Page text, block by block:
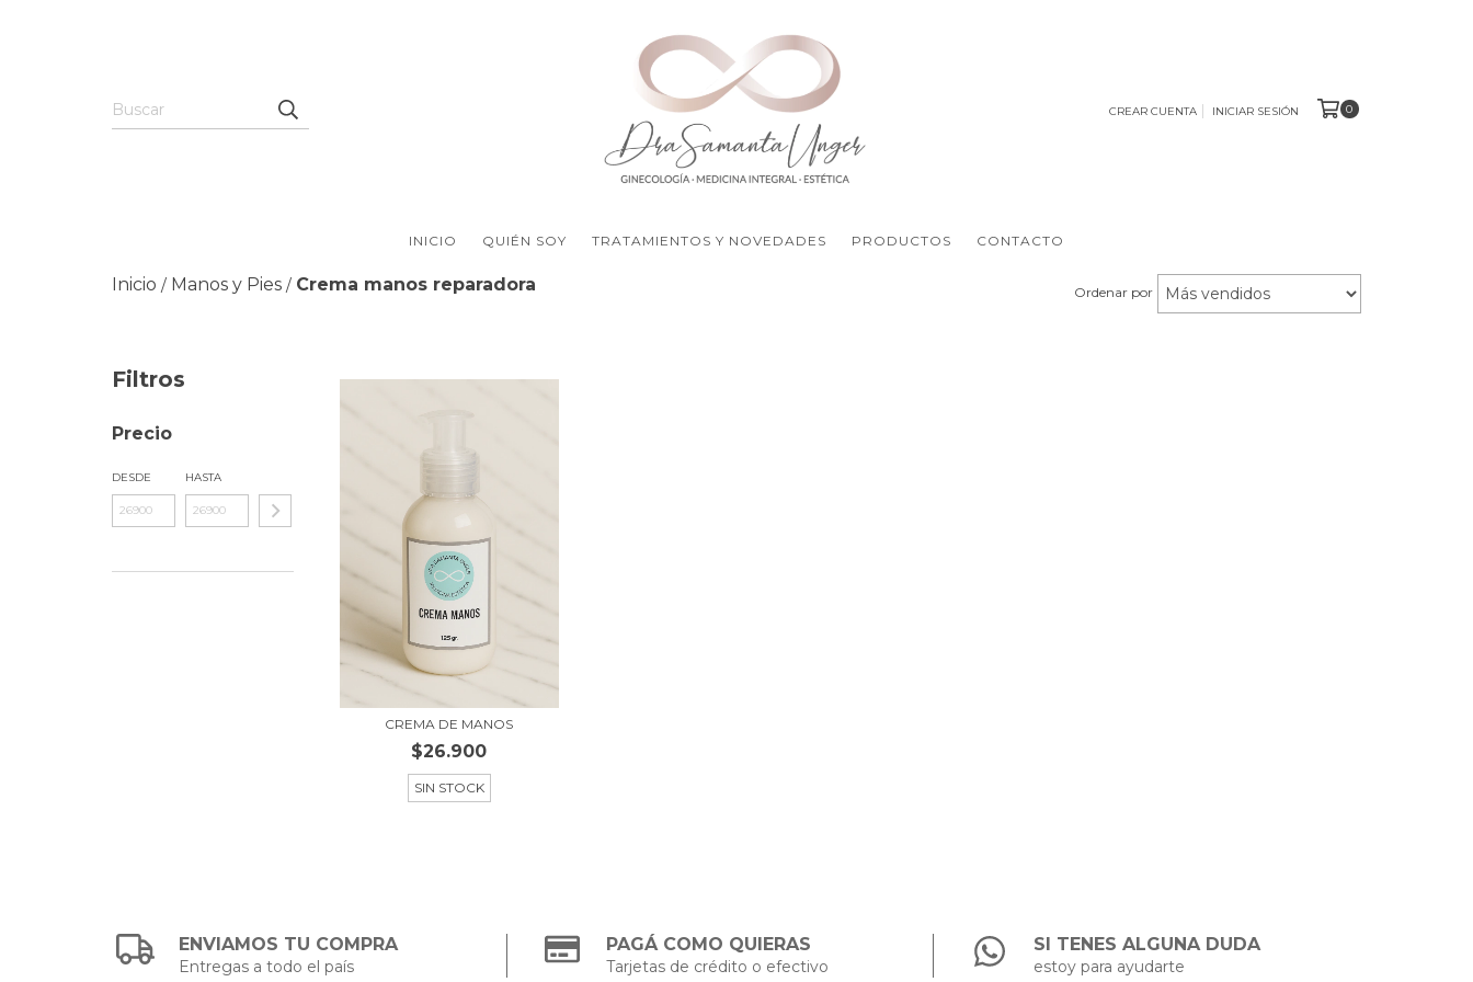
CREAR CUENTA INICIAR SESIÓN 0
INICIO QUIÉN SOY TRATAMIENTOS Y NOVEDADES PRODUCTOS CONTACTO
Inicio / Manos y Pies / Crema manos reparadora Ordenar por
Filtros
Precio
DESDE HASTA
CREMA DE MANOS
$26.900
SIN STOCK
ENVIAMOS TU COMPRA
Entregas a todo el país
PAGÁ COMO QUIERAS
Tarjetas de crédito o efectivo
SI TENES ALGUNA DUDA
estoy para ayudarte